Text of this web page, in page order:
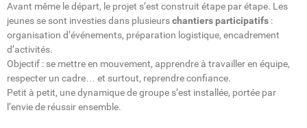
Avant même le départ, le projet s’est construit étape par étape. Les
jeunes se sont investies dans plusieurschantiers participatifs :
organisation d’événements, préparation logistique, encadrement
d’activités.
Objectif : se mettre en mouvement, apprendre à travailler en équipe,
respecter un cadre… et surtout, reprendre confiance.
Petit à petit, une dynamique de groupe s’est installée, portée par
l’envie de réussir ensemble.